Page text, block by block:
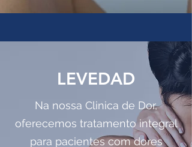
LEVEDAD
Na nossa Clinica de Dor,
oferecemos tratamento integral
para pacientes com dores